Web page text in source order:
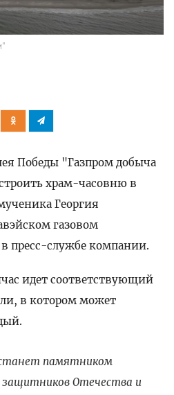
Победы "Газпром добыча
храм-часовню в
Георгия
газовом
пресс-службе компании.
идет соответствующий
в котором может
памятником
защитников Отечества и